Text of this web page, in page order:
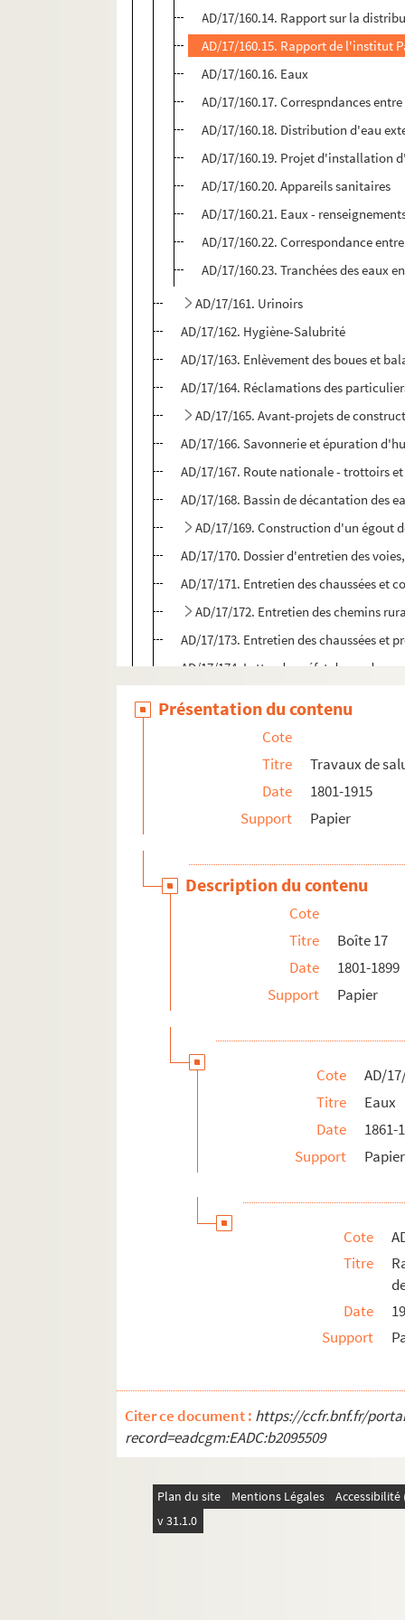
AD/17/160.14. Rapport sur la
AD/17/160.15. Rapport de l'institut
AD/17/160.16. Eaux
AD/17/160.17. Correspndances
AD/17/160.18. Distribution d'eau
AD/17/160.19. Projet d'installation
AD/17/160.20. Appareils sanitaires
AD/17/160.21. Eaux -
AD/17/160.22. Correspondance
AD/17/160.23. Tranchées des eaux
AD/17/161. Urinoirs
AD/17/162. Hygiène-Salubrité
AD/17/163. Enlèvement des boues et
AD/17/164. Réclamations des
AD/17/165. Avant-projets de
AD/17/166. Savonnerie et épuration
AD/17/167. Route nationale - trottoirs
AD/17/168. Bassin de décantation des
AD/17/169. Construction d'un égout
AD/17/170. Dossier d'entretien des
AD/17/171. Entretien des chaussées et
AD/17/172. Entretien des chemins
AD/17/173. Entretien des chaussées et
AD/17/174. Lettre du préfet du nord au
Boîte 18
Boîte 19
Mouvement parcellaire
Chemins de fer
Documents administratifs
Documents divers
Présentation du contenu
Cote
Titre
Travaux de
Date
1801-1915
Support
Papier
Description du contenu
Cote
Titre
Boîte 17
Date
1801-1899
Support
Papier
Cote
AD/
Titre
Eaux
Date
1861-
Support
Papier
Cote
Titre
Date
Support
Citer ce document : https://ccfr.bnf.fr/
record=eadcgm:EADC:b2095509
Plan du site Mentions Légales
v 31.1.0